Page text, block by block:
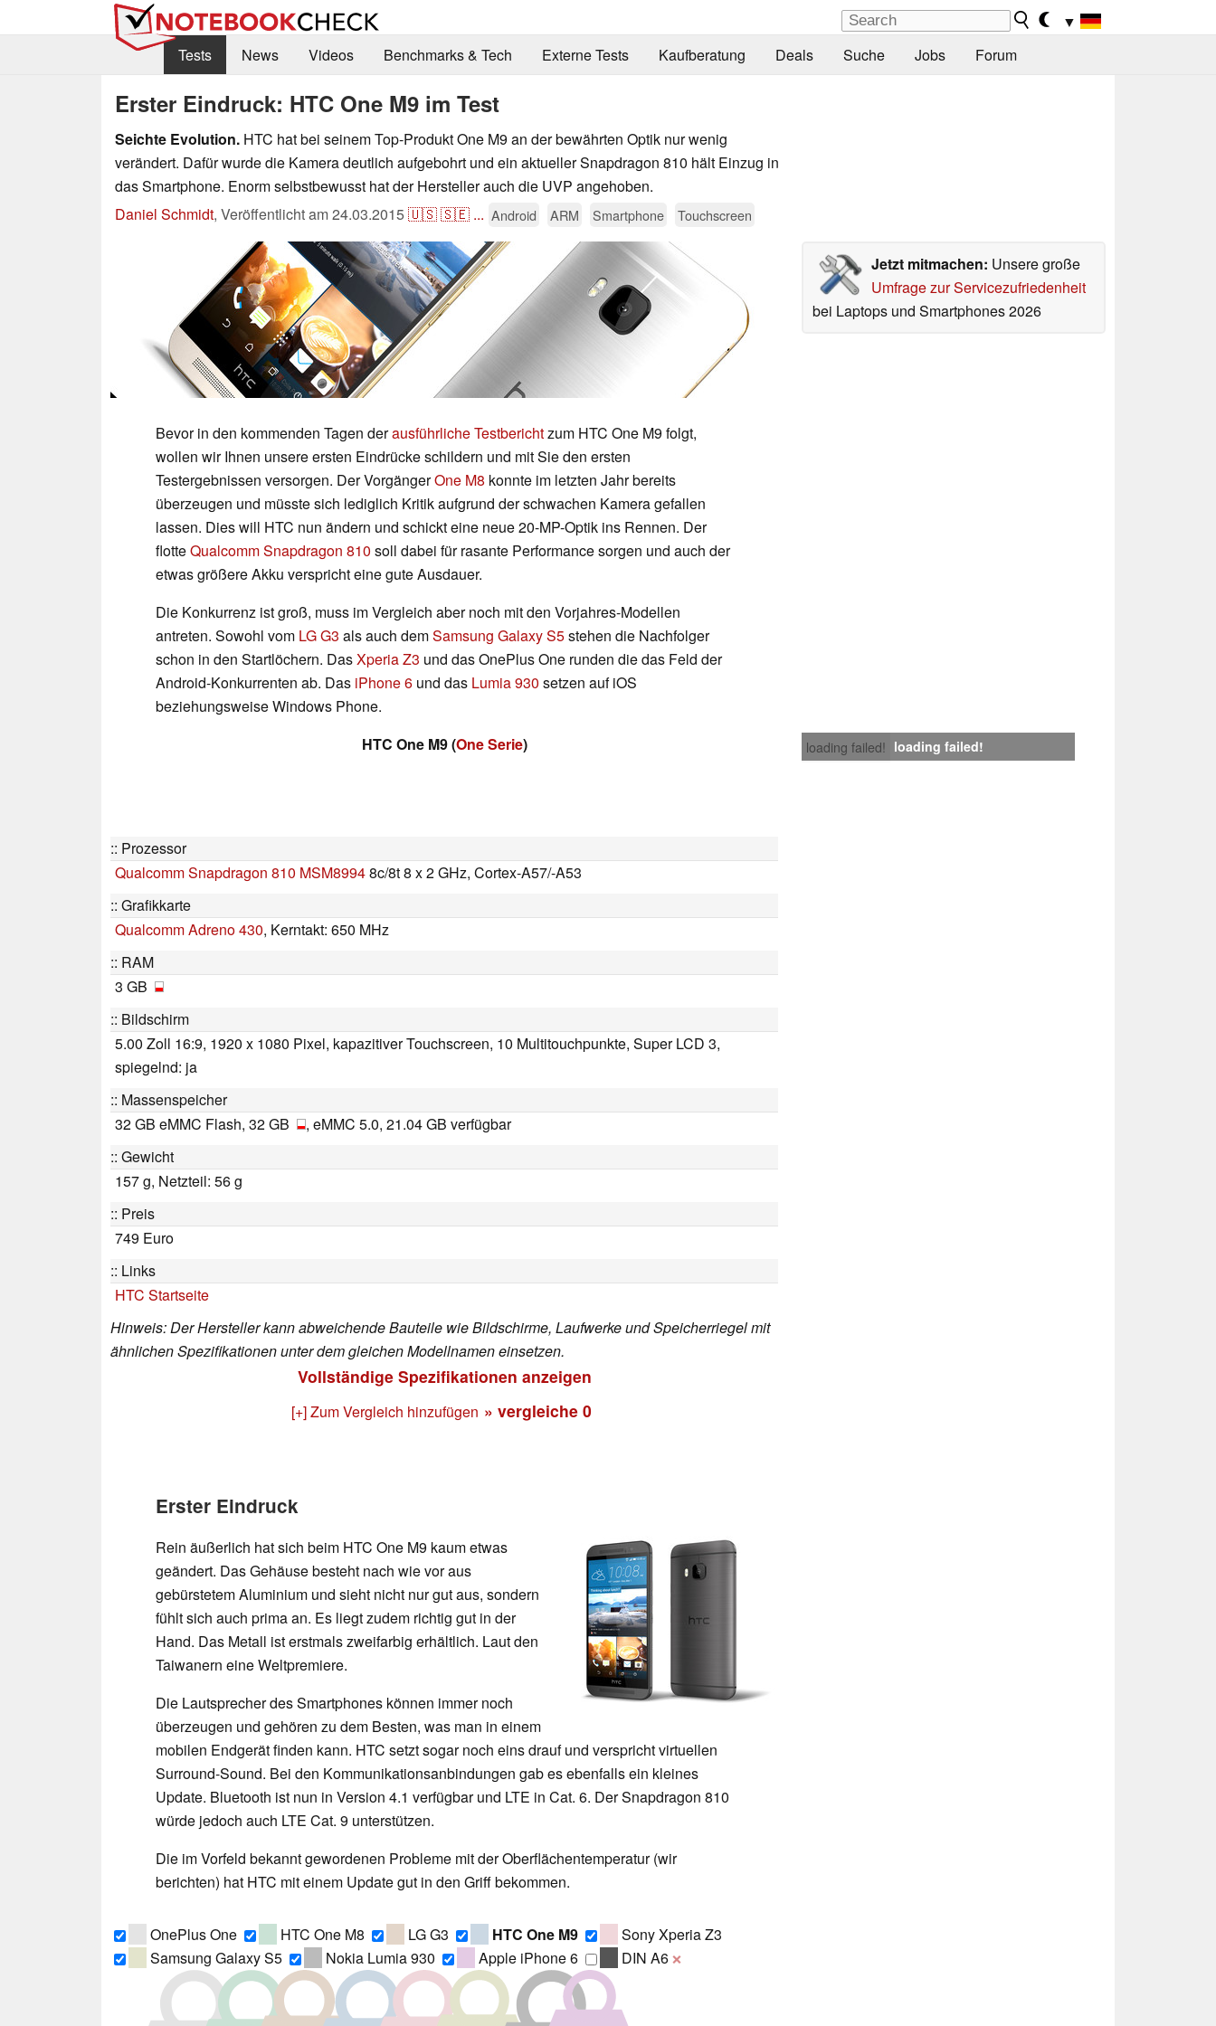
▼
Tests
News Videos Benchmarks & Tech Externe Tests Kaufberatung Deals Suche Jobs Forum
Erster Eindruck: HTC One M9 im Test
Seichte Evolution. HTC hat bei seinem Top-Produkt One M9 an der bewährten Optik nur wenig
verändert. Dafür wurde die Kamera deutlich aufgebohrt und ein aktueller Snapdragon 810 hält Einzug in
das Smartphone. Enorm selbstbewusst hat der Hersteller auch die UVP angehoben.
Daniel Schmidt, Veröffentlicht am24.03.2015🇺🇸🇸🇪 ... Android ARM Smartphone Touchscreen
Jetzt mitmachen: Unsere große
Umfrage zur Servicezufriedenheit
bei Laptops und Smartphones 2026
Bevor in den kommenden Tagen derausführliche Testberichtzum HTC One M9 folgt,
wollen wir Ihnen unsere ersten Eindrücke schildern und mit Sie den ersten
Testergebnissen versorgen. Der VorgängerOne M8 konnte im letzten Jahr bereits
überzeugen und müsste sich lediglich Kritik aufgrund der schwachen Kamera gefallen
lassen. Dies will HTC nun ändern und schickt eine neue 20-MP-Optik ins Rennen. Der
flotteQualcomm Snapdragon 810 soll dabei für rasante Performance sorgen und auch der
etwas größere Akku verspricht eine gute Ausdauer.
Die Konkurrenz ist groß, muss im Vergleich aber noch mit den Vorjahres-Modellen
antreten. Sowohl vom LG G3 als auch demSamsung Galaxy S5stehen die Nachfolger
schon in den Startlöchern. DasXperia Z3 und das OnePlus One runden die das Feld der
Android-Konkurrenten ab. Das iPhone 6 und das Lumia 930 setzen auf iOS
beziehungsweise Windows Phone.
loading failed! loading failed!
HTC One M9 (One Serie)
Prozessor
Qualcomm Snapdragon 810 MSM89948c/8t 8 x 2 GHz, Cortex-A57/-A53
Grafikkarte
Qualcomm Adreno 430, Kerntakt: 650 MHz
RAM
3 GB
Bildschirm
5.00 Zoll 16:9, 1920 x 1080 Pixel, kapazitiver Touchscreen, 10 Multitouchpunkte, Super LCD 3,
spiegelnd: ja
Massenspeicher
32 GB eMMC Flash, 32 GB
, eMMC 5.0, 21.04 GB verfügbar
Gewicht
157 g, Netzteil: 56 g
Preis
749 Euro
Links
HTC Startseite
Hinweis: Der Hersteller kann abweichende Bauteile wie Bildschirme, Laufwerke und Speicherriegel mit
ähnlichen Spezifikationen unter dem gleichen Modellnamen einsetzen.
Vollständige Spezifikationen anzeigen
[+] Zum Vergleich hinzufügen » vergleiche 0
Erster Eindruck
Rein äußerlich hat sich beim HTC One M9 kaum etwas
geändert. Das Gehäuse besteht nach wie vor aus
gebürstetem Aluminium und sieht nicht nur gut aus, sondern
fühlt sich auch prima an. Es liegt zudem richtig gut in der
Hand. Das Metall ist erstmals zweifarbig erhältlich. Laut den
Taiwanern eine Weltpremiere.
Die Lautsprecher des Smartphones können immer noch
überzeugen und gehören zu dem Besten, was man in einem
mobilen Endgerät finden kann. HTC setzt sogar noch eins drauf und verspricht virtuellen
Surround-Sound. Bei den Kommunikationsanbindungen gab es ebenfalls ein kleines
Update. Bluetooth ist nun in Version 4.1 verfügbar und LTE in Cat. 6. Der Snapdragon 810
würde jedoch auch LTE Cat. 9 unterstützen.
Die im Vorfeld bekannt gewordenen Probleme mit der Oberflächentemperatur (wir
berichten) hat HTC mit einem Update gut in den Griff bekommen.
OnePlus One HTC One M8 LG G3 HTC One M9
Sony Xperia Z3
Samsung Galaxy S5
Nokia Lumia 930 Apple iPhone 6 DIN A6 ❌